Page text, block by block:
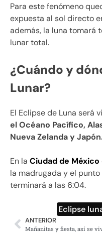
Para este fenómeno
expuesta al sol directo
además, la luna tomará
lunar total.
¿Cuándo y
Lunar?
El Eclipse de Luna será
el Océano Pacífico,
Nueva Zelanda y
En la Ciudad de México
la madrugada y el
terminará a las 6:04.
Eclipse
ANTERIOR